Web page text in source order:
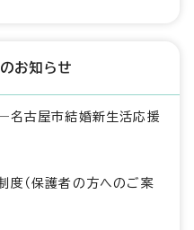
お知らせ
名古屋市結婚新生活応援
度（保護者の方へのご案